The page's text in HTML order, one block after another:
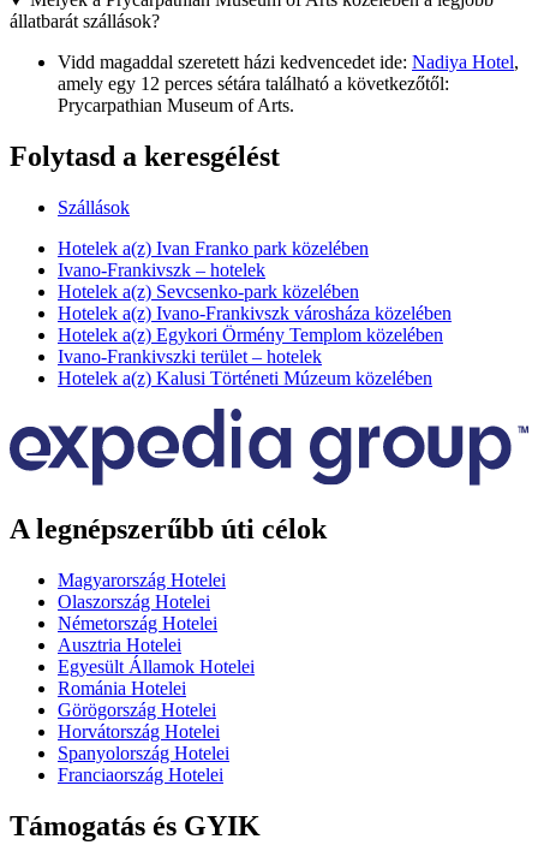
állatbarát szállások?
Vidd magaddal szeretett házi kedvencedet ide: Nadiya Hotel,
amely egy 12 perces sétára található a következőtől:
Prycarpathian Museum of Arts.
Folytasd a keresgélést
Szállások
Hotelek a(z) Ivan Franko park közelében
Ivano-Frankivszk – hotelek
Hotelek a(z) Sevcsenko-park közelében
Hotelek a(z) Ivano-Frankivszk városháza közelében
Hotelek a(z) Egykori Örmény Templom közelében
Ivano-Frankivszki terület – hotelek
Hotelek a(z) Kalusi Történeti Múzeum közelében
A legnépszerűbb úti célok
Magyarország Hotelei
Olaszország Hotelei
Németország Hotelei
Ausztria Hotelei
Egyesült Államok Hotelei
Románia Hotelei
Görögország Hotelei
Horvátország Hotelei
Spanyolország Hotelei
Franciaország Hotelei
Támogatás és GYIK